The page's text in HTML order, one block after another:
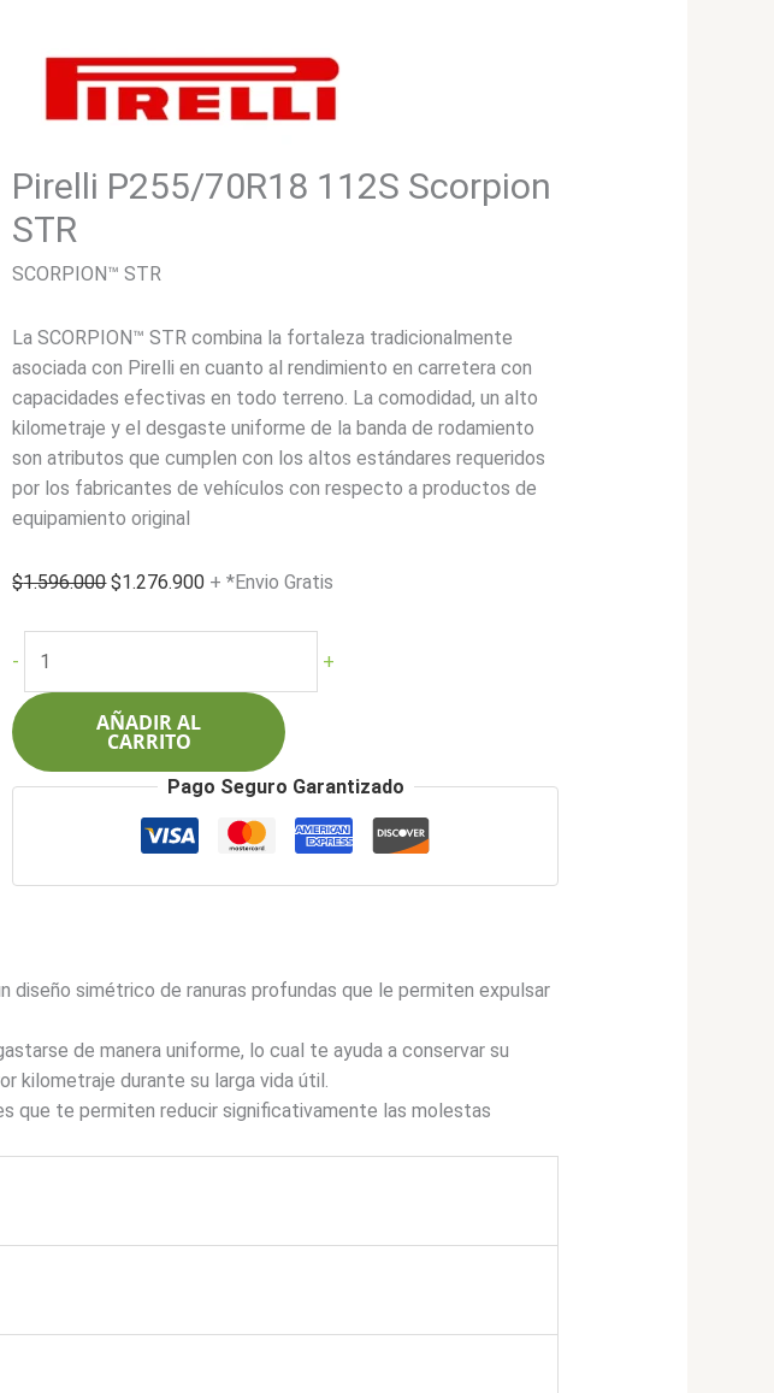
Pirelli P255/70R18 112S Scorpion
STR
SCORPION™ STR
La SCORPION™ STR combina la fortaleza tradicionalmente
asociada con Pirelli en cuanto al rendimiento en carretera con
capacidades efectivas en todo terreno. La comodidad, un alto
kilometraje y el desgaste uniforme de la banda de rodamiento
son atributos que cumplen con los altos estándares requeridos
por los fabricantes de vehículos con respecto a productos de
equipamiento original
$1.596.000El
$1.276.900El
$1.276.900.
+ *Envio Gratis
-
P255/70R18
112S
Scorpion
STR
+
AÑADIR AL
CARRITO
Pago Seguro Garantizado
simétrico de ranuras profundas que le permiten expulsar
de manera uniforme, lo cual te ayuda a conservar su
kilometraje durante su larga vida útil.
que te permiten reducir significativamente las molestas